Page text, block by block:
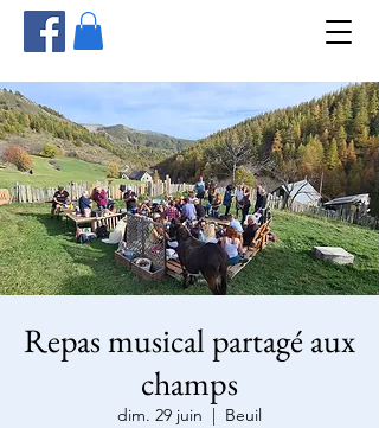
Repas musical partagé aux
champs
dim. 29 juin
  |
Beuil